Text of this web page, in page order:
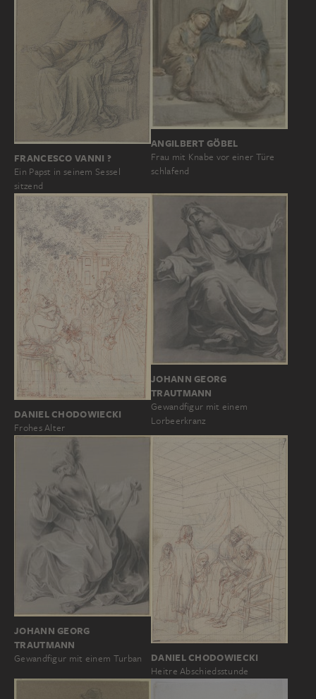
FRANCESCO VANNI ?
Ein Papst in seinem Sessel
sitzend
ANGILBERT GÖBEL
Frau mit Knabe vor einer Türe
schlafend
DANIEL CHODOWIECKI
Frohes Alter
JOHANN GEORG
TRAUTMANN
Gewandfigur mit einem
Lorbeerkranz
JOHANN GEORG
TRAUTMANN
Gewandfigur mit einem Turban DANIEL CHODOWIECKI
Heitre Abschiedsstunde